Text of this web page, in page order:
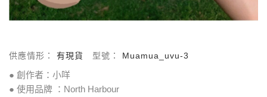
供應情形： 有現貨 型號： Muamua_uvu-3
● 創作者：小咩
● 使用品牌 ：North Harbour